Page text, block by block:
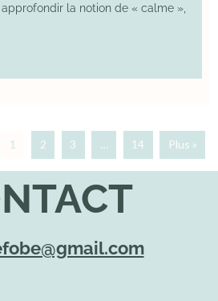
la notion de « calme »,
1 2 3 … 14 Plus »